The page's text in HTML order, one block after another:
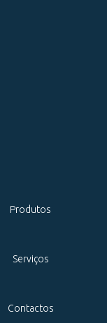
Produtos
Serviços
Contactos